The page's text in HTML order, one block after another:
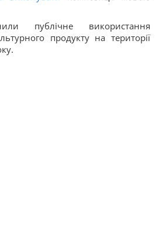
публічне використання
продукту на території